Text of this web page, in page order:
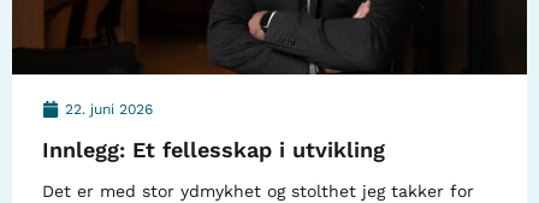
22. juni 2026
Innlegg: Et fellesskap i utvikling
Det er med stor ydmykhet og stolthet jeg takker for